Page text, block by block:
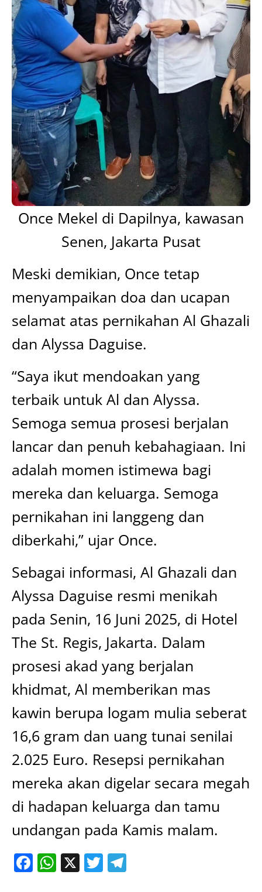
Once Mekel di Dapilnya, kawasan
Senen, Jakarta Pusat
Meski demikian, Once tetap
menyampaikan doa dan ucapan
selamat atas pernikahan Al Ghazali
dan Alyssa Daguise.
“Saya ikut mendoakan yang
terbaik untuk Al dan Alyssa.
Semoga semua prosesi berjalan
lancar dan penuh kebahagiaan. Ini
adalah momen istimewa bagi
mereka dan keluarga. Semoga
pernikahan ini langgeng dan
diberkahi,” ujar Once.
Sebagai informasi, Al Ghazali dan
Alyssa Daguise resmi menikah
pada Senin, 16 Juni 2025, di Hotel
The St. Regis, Jakarta. Dalam
prosesi akad yang berjalan
khidmat, Al memberikan mas
kawin berupa logam mulia seberat
16,6 gram dan uang tunai senilai
2.025 Euro. Resepsi pernikahan
mereka akan digelar secara megah
di hadapan keluarga dan tamu
undangan pada Kamis malam.
Facebook
WhatsApp
X Twitter